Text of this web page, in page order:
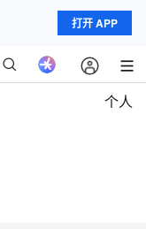
打开 APP
个人